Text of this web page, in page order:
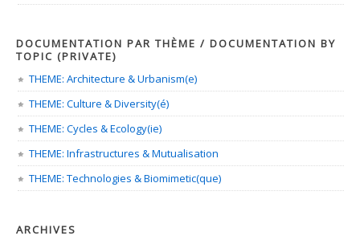
DOCUMENTATION PAR THÈME / DOCUMENTATION BY
TOPIC (PRIVATE)
THEME: Architecture & Urbanism(e)
THEME: Culture & Diversity(é)
THEME: Cycles & Ecology(ie)
THEME: Infrastructures & Mutualisation
THEME: Technologies & Biomimetic(que)
ARCHIVES